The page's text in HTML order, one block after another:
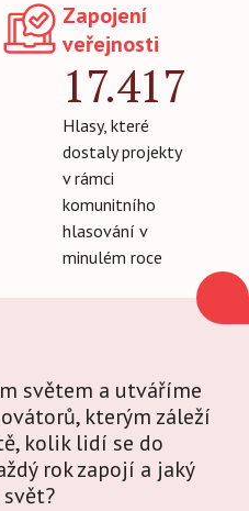
Zapojení
veřejnosti
17.417
Hlasy, které
dostaly projekty
v rámci
komunitního
hlasování v
minulém roce
světem a utváříme
kterým záleží
kolik lidí se do
rok zapojí a jaký